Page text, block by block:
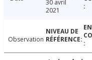
30 avril
2021
Observation